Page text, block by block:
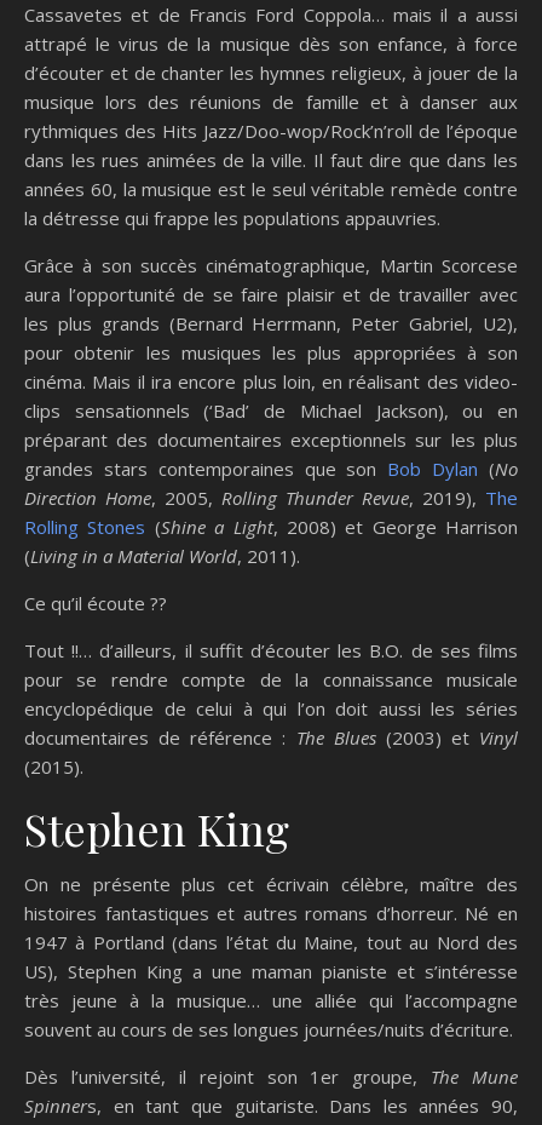
Cassavetes et de Francis Ford Coppola… mais il a aussi
attrapé le virus de la musique dès son enfance, à force
d’écouter et de chanter les hymnes religieux, à jouer de la
musique lors des réunions de famille et à danser aux
rythmiques des Hits Jazz/Doo-wop/Rock’n’roll de l’époque
dans les rues animées de la ville. Il faut dire que dans les
années 60, la musique est le seul véritable remède contre
la détresse qui frappe les populations appauvries.
Grâce à son succès cinématographique, Martin Scorcese
aura l’opportunité de se faire plaisir et de travailler avec
les plus grands (Bernard Herrmann, Peter Gabriel, U2),
pour obtenir les musiques les plus appropriées à son
cinéma. Mais il ira encore plus loin, en réalisant des video-
clips sensationnels (‘Bad’ de Michael Jackson), ou en
préparant des documentaires exceptionnels sur les plus
grandes stars contemporaines que son Bob Dylan (No
Direction Home, 2005, Rolling Thunder Revue, 2019), The
Rolling Stones (Shine a Light, 2008) et George Harrison
(Living in a Material World, 2011).
Ce qu’il écoute ??
Tout !!… d’ailleurs, il suffit d’écouter les B.O. de ses films
pour se rendre compte de la connaissance musicale
encyclopédique de celui à qui l’on doit aussi les séries
documentaires de référence : The Blues(2003) et Vinyl
(2015).
Stephen King
On ne présente plus cet écrivain célèbre, maître des
histoires fantastiques et autres romans d’horreur. Né en
1947 à Portland (dans l’état du Maine, tout au Nord des
US), Stephen King a une maman pianiste et s’intéresse
très jeune à la musique… une alliée qui l’accompagne
souvent au cours de ses longues journées/nuits d’écriture.
Dès l’université, il rejoint son 1er groupe, The Mune
Spinners, en tant que guitariste. Dans les années 90,